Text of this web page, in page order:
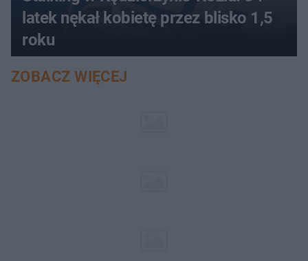
latek nękał kobietę przez blisko 1,5
roku
ZOBACZ WIĘCEJ